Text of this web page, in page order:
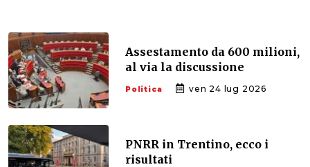
Assestamento da 600 milioni,
al via la discussione
Politica ven 24 lug 2026
PNRR in Trentino, ecco i
risultati